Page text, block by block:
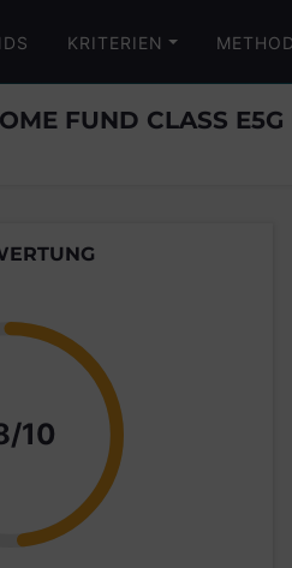
KRITERIEN
FUND CLASS E5G
10 Punkte